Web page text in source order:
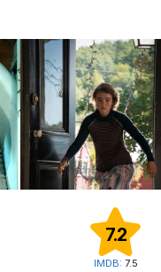
7.2
IMDB: 7.5